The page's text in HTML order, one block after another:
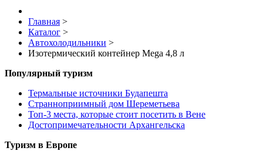
Главная >
Каталог >
Автохолодильники >
Изотермический контейнер Mega 4,8 л
Популярный туризм
Термальные источники Будапешта
Странноприимный дом Шереметьева
Топ-3 места, которые стоит посетить в Вене
Достопримечательности Архангельска
Туризм в Европе